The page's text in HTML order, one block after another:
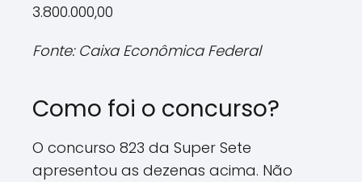
3.800.000,00
Fonte: Caixa Econômica Federal
Como foi o concurso?
O concurso 823 da Super Sete
apresentou as dezenas acima. Não